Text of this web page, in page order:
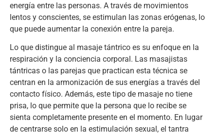
energía entre las personas. A través de movimientos
lentos y conscientes, se estimulan las zonas erógenas, lo
que puede aumentar la conexión entre la pareja.
Lo que distingue al masaje tántrico es su enfoque en la
respiración y la conciencia corporal. Las masajistas
tántricas o las parejas que practican esta técnica se
centran en la armonización de sus energías a través del
contacto físico. Además, este tipo de masaje no tiene
prisa, lo que permite que la persona que lo recibe se
sienta completamente presente en el momento. En lugar
de centrarse solo en la estimulación sexual, el tantra